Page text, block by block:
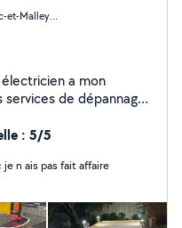
Yvrac-et-Malleyrand (Yvrac-et-Malleyrand)
a mon
de dépannage
et gaz . petits travaux
jusqu'a
: 5/5
n ais pas fait affaire